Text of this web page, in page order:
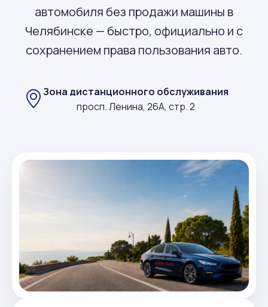
автомобиля без продажи машины в
Челябинске — быстро, официально и с
сохранением права пользования авто.
Зона дистанционного обслуживания
просп. Ленина, 26А, стр. 2